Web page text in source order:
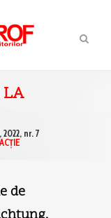
2022, nr. 7
de